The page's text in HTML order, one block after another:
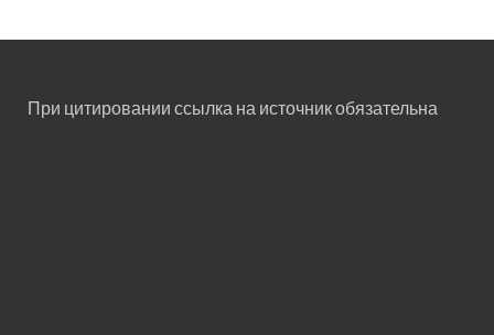
При цитировании ссылка на источник обязательна